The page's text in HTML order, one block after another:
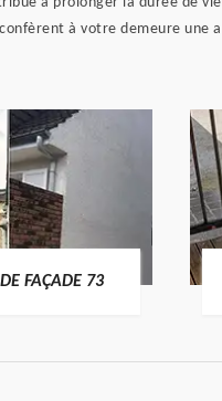
à votre demeure
FAÇADE 73